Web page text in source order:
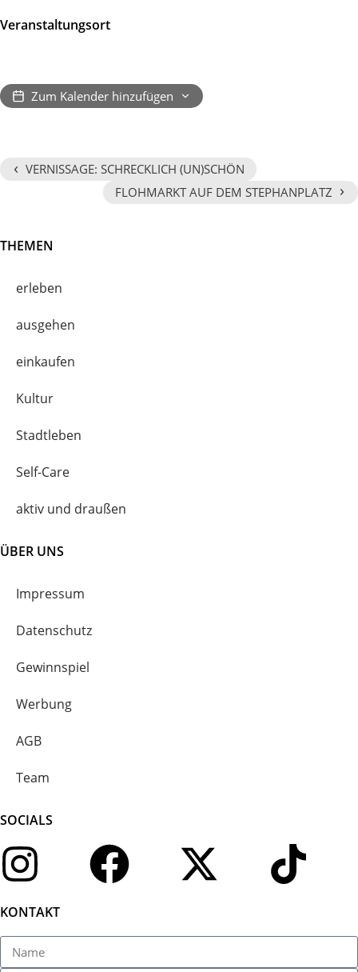
Veranstaltungsort
Zum Kalender hinzufügen
‹ VERNISSAGE: SCHRECKLICH (UN)SCHÖN
FLOHMARKT AUF DEM STEPHANPLATZ ›
THEMEN
erleben
ausgehen
einkaufen
Kultur
Stadtleben
Self-Care
aktiv und draußen
ÜBER UNS
Impressum
Datenschutz
Gewinnspiel
Werbung
AGB
Team
SOCIALS
KONTAKT